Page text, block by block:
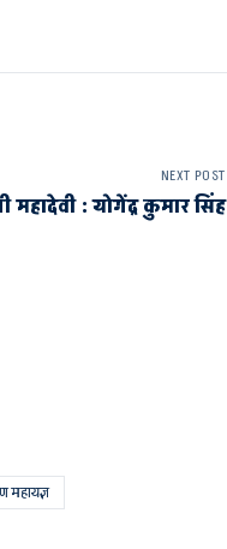
महायज्ञ
NEXT POST
: योगेंद्र कुमार सिंह